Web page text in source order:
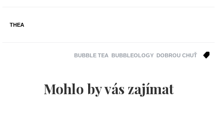
THEA
BUBBLE TEA BUBBLEOLOGY DOBROU CHUŤ
Mohlo by vás zajímat